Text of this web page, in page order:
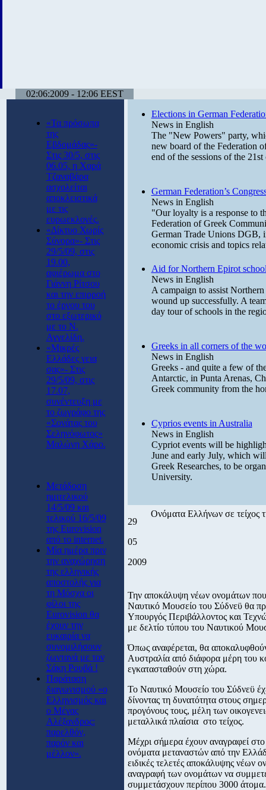
02:06:2009 - 12:06 EEST
«Τα πρόσωπα
της
Εβδομάδας»-
Στις 30/5, στις
06.05, η Χαρά
Τζαναβάρα
ασχολείται
αποκλειστικά
με τις
ευρωεκλογές.
«Δίκτυο Χωρίς
Σύνορα»- Στις
29/5/09, στις
19.00,
αφιέρωμα στο
Γιάννη Ρίτσου
και την επιρροή
το έργου του
στο εξωτερικό
με το Ν.
Αγγελίδη.
«Μικρές
Ελλάδες γεια
σας»- Στις
29/5/09, στις
17.07,
συνέντευξη με
το ζωγράφο της
«Σονάτας του
Σεληνόφωτος»
Μαλώνη Χάρο.
Μετάδοση
ημιτελικού
14/5/09 και
τελικού 16/5/09
της Eurovision
από το internet.
Μία ημέρα πριν
την αναχώρηση
της ελληνικής
αποστολής για
τη Μόσχα οι
φίλοι της
Eurovision θα
έχουν την
ευκαιρία να
συνομιλήσουν
ζωντανά με τον
Σάκη Ρουβά !
Παράταση
διαγωνισμού «ο
Ελληνισμός και
ο Μέγας
Αλέξανδρος:
παρελθόν,
παρόν και
μέλλον».
Elections in German
News in English
The "New Powers" party,
new board of the Federation
end of the sessions of the 21st
German Federation’s
News in English
"Our loyalty is a response to
Federation of Greek
German Trade Unions DGB,
economic crisis and topics
Aid for Northern Epirot
News in English
A campaign to assist
wound up successfully. A
day tour of schools in the
Greeks in all corners of the
News in English
Greeks - and quite a few of
Antarctic, in Punta Arenas,
Greek community from the
Cyprios events in Australia
News in English
Cypriot events will be
June and early July, which
Greek Researches, to be
University.
29
05
2009
Ονόματα Ελλήνων σε τείχος
Την αποκάλυψη νέων ονομάτων που
Ναυτικό Μουσείο του Σύδνεϋ θα
Υπουργός Περιβάλλοντος και
με δελτίο τύπου του Ναυτικού
Όπως αναφέρεται, θα
Αυστραλία από διάφορα μέρη του
εγκατασταθούν στη χώρα.
Το Ναυτικό Μουσείο του Σύδνεϋ
δίνοντας τη δυνατότητα στους
προγόνους τους, μέλη των
μεταλλικά πλαίσια στο τείχος.
Μέχρι σήμερα έχουν αναγραφεί
ονόματα μεταναστών από την
ειδικές τελετές αποκάλυψης νέων
αναγραφή των ονομάτων να
συμμετάσχουν περίπου 3000 άτομα.